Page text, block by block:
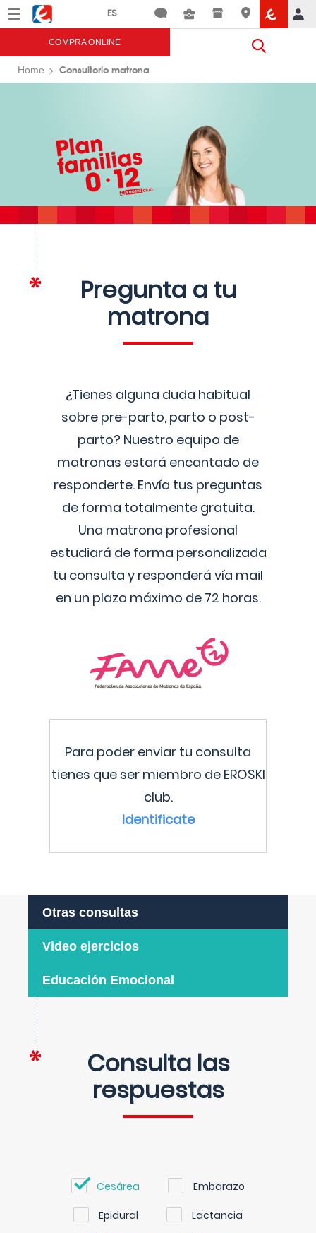
Menú Eroski
COMPRA ONLINE
Home Consultorio matrona
Pregunta a tu
matrona
¿Tienes alguna duda habitual
sobre pre-parto, parto o post-
parto? Nuestro equipo de
matronas estará encantado de
responderte. Envía tus preguntas
de forma totalmente gratuita.
Una matrona profesional
estudiará de forma personalizada
tu consulta y responderá vía mail
en un plazo máximo de 72 horas.
Para poder enviar tu consulta
tienes que ser miembro de EROSKI
club.
Identificate
Otras consultas
Video ejercicios
Educación Emocional
Consulta las
respuestas
Cesárea Embarazo
Epidural Lactancia